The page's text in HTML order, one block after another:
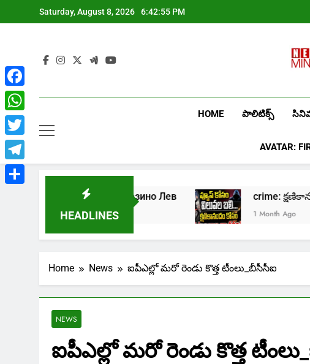
to
Saturday, August 8, 2026 6:42:56 PM
HOME పాలిటిక్స్
AVATAR:
HEADLINES
Играть в онлайн казино Лев crime:
1 Month Ago
Home News ఐపీఎల్లో మరో రెండు కొత్త టీంలు_బీసీసీఐ
NEWS
ఐపీఎల్లో మరో రెండు కొత్త
Facebook
WhatsApp
Twitter
Telegram